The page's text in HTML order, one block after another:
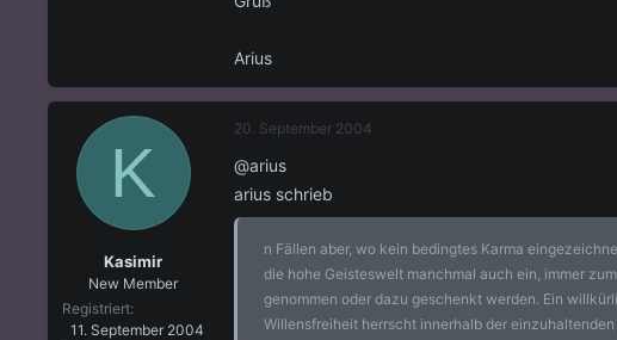
Arius
K
Kasimir
New Member
Registriert
11. September 2004
20. September 2004
@arius
arius schrieb
n Fällen aber, wo kein bedingtes Karma
die hohe Geisteswelt manchmal auch ein, immer
genommen oder dazu geschenkt werden. Ein
Willensfreiheit herrscht innerhalb der